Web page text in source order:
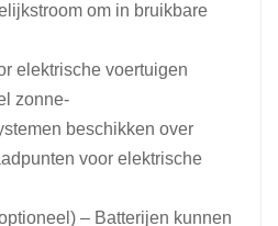
om in bruikbare
elektrische voertuigen
zonne-
beschikken over
voor elektrische
– Batterijen kunnen